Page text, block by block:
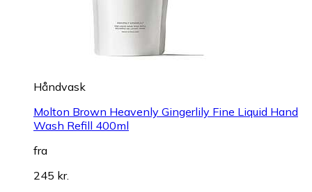
Håndvask
Molton Brown Heavenly Gingerlily Fine Liquid Hand
Wash Refill 400ml
fra
245 kr.